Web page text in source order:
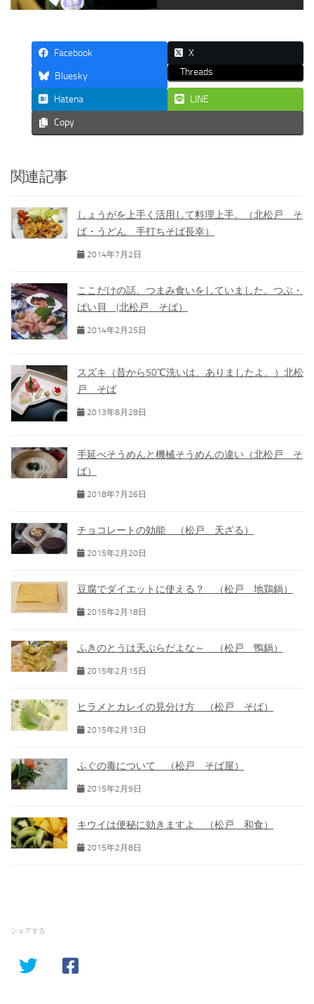
Facebook X
Bluesky Threads
Hatena LINE
Copy
関連記事
しょうがを上手く活用して料理上手。（北松戸 そ
ば・うどん 手打ちそば長幸）
2014年7月2日
ここだけの話、つまみ食いをしていました。つぶ・
ばい貝 (北松戸 そば）
2014年2月25日
スズキ（昔から50℃洗いは、ありましたよ。）北松
戸 そば
2013年8月28日
手延べそうめんと機械そうめんの違い（北松戸 そ
ば）
2018年7月26日
チョコレートの効能 （松戸 天ざる）
2015年2月20日
豆腐でダイエットに使える？ （松戸 地鶏鍋）
2015年2月18日
ふきのとうは天ぷらだよな～ （松戸 鴨鍋）
2015年2月15日
ヒラメとカレイの見分け方 （松戸 そば）
2015年2月13日
ふぐの毒について （松戸 そば屋）
2015年2月9日
キウイは便秘に効きますよ （松戸 和食）
2015年2月8日
シェアする